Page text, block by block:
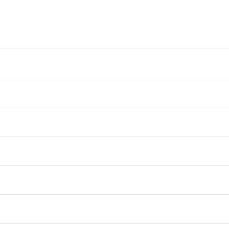
in Graubünden Ferienwohnungen in Berner Oberland
in Jura - Neuchâtel Ferienwohnungen in Basel & Umgebung
in Graubünden Ferienwohnungen in Berner Oberland
in Jura - Neuchâtel Ferienwohnungen in Basel & Umgebung
in Strandnähe in Luzern -
Ferienwohnungen in Strandnähe in
in Strandnähe in Wallis Ferienwohnungen in Strandnähe in
für Skiurlaub in Grindelwald Ferienwohnungen für Skiurlaub in Saas-
für Skiurlaub in Waadt Ferienwohnungen für Skiurlaub in Lago
mit Pool in Graubünden Ferienwohnung mit Pool in Grindelwald
in Graubünden Ferienwohnungen in Berner Oberland